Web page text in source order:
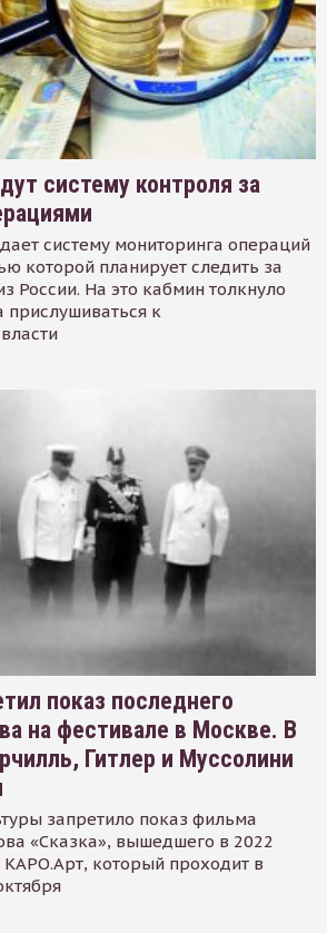
систему контроля за
систему мониторинга операций
которой планирует следить за
России. На это кабмин толкнуло
прислушиваться к
показ последнего
на фестивале в Москве. В
Гитлер и Муссолини
запретило показ фильма
«Сказка», вышедшего в 2022
КАРО.Арт, который проходит в